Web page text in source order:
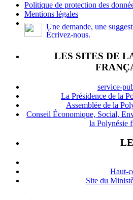
Politique de protection des
Mentions légales
Une demande, une
Écrivez-nous.
LES SITES DE
service-
La Présidence de la
Assemblée de la
Conseil Économique, Social,
la Polynésie
Haut-
Site du